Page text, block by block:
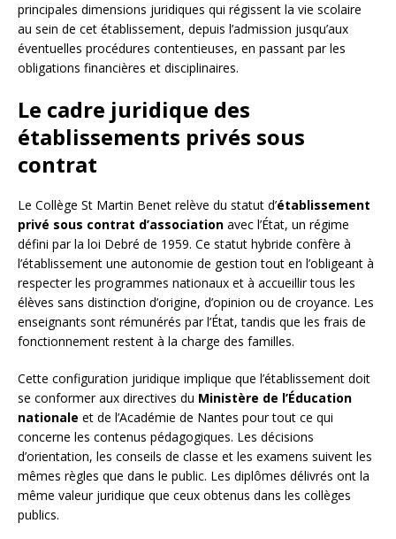
principales dimensions juridiques qui régissent la vie scolaire
au sein de cet établissement, depuis l’admission jusqu’aux
éventuelles procédures contentieuses, en passant par les
obligations financières et disciplinaires.
Le cadre juridique des
établissements privés sous
contrat
Le Collège St Martin Benet relève du statut d’établissement
privé sous contrat d’association avec l’État, un régime
défini par la loi Debré de 1959. Ce statut hybride confère à
l’établissement une autonomie de gestion tout en l’obligeant à
respecter les programmes nationaux et à accueillir tous les
élèves sans distinction d’origine, d’opinion ou de croyance. Les
enseignants sont rémunérés par l’État, tandis que les frais de
fonctionnement restent à la charge des familles.
Cette configuration juridique implique que l’établissement doit
se conformer aux directives du Ministère de l’Éducation
nationale et de l’Académie de Nantes pour tout ce qui
concerne les contenus pédagogiques. Les décisions
d’orientation, les conseils de classe et les examens suivent les
mêmes règles que dans le public. Les diplômes délivrés ont la
même valeur juridique que ceux obtenus dans les collèges
publics.